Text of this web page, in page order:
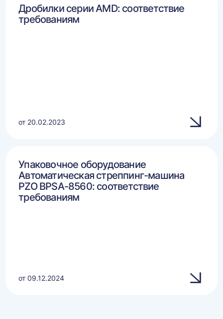
Дробилки серии AMD: соответствие
требованиям
от 20.02.2023
Упаковочное оборудование
Автоматическая стреппинг-машина
PZO BPSA-8560: соответствие
требованиям
от 09.12.2024